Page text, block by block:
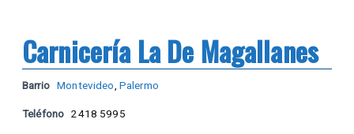
Carnicería La De Magallanes
Barrio Montevideo Palermo
Teléfono 2418 5995